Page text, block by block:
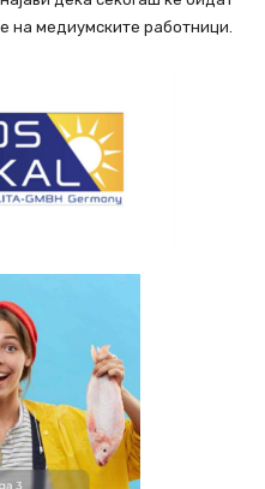
на медиумските работници.